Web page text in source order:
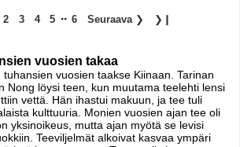
2 3 4 5 .. 6 Seuraava ❯ ❯❙
vuosien takaa
vuosien taakse Kiinaan. Tarinan
Nong löysi teen, kun muutama teelehti lensi
vettä. Hän ihastui makuun, ja tee tuli
kulttuuria. Monien vuosien ajan tee oli
yksinoikeus, mutta ajan myötä se levisi
Teeviljelmät alkoivat kasvaa ympäri